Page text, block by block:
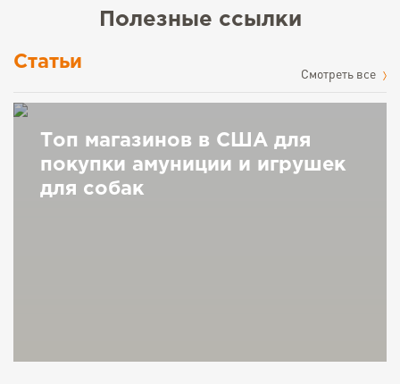
Полезные ссылки
Статьи
Cмотреть все
Топ магазинов в США для
покупки амуниции и игрушек
для собак